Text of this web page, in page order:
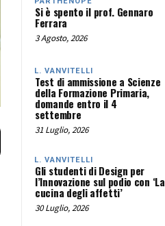
Si è spento il prof. Gennaro
Ferrara
3 Agosto, 2026
L. VANVITELLI
Test di ammissione a Scienze
della Formazione Primaria,
domande entro il 4
settembre
31 Luglio, 2026
L. VANVITELLI
Gli studenti di Design per
l’Innovazione sul podio con ‘La
cucina degli affetti’
30 Luglio, 2026